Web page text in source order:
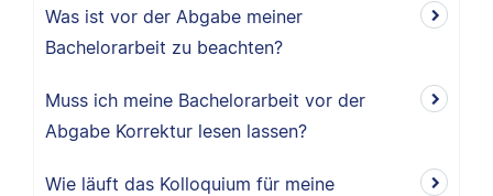
Was ist vor der Abgabe meiner
Bachelorarbeit zu beachten?
Muss ich meine Bachelorarbeit vor der
Abgabe Korrektur lesen lassen?
Wie läuft das Kolloquium für meine